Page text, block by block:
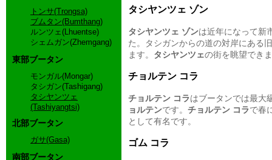
タシヤンツェ ゾン
タシヤンツェ ゾンは近年になって新
た。タシガンからの道の対岸にある
ます。 タシヤンツェの街を眺望でき
チョルテン コラ
チョルテン コラはブータンでは最大
ョルテンです。 チョルテン コラで春
として有名です。
ゴム コラ
トンサ(Trongsa)
ブムタン(Bumthang)
ルンツェ(Lhuentse)
シェムガン(Zhemgang)
東部ブータン
モンガル(Mongar)
タシガン(Tashigang)
タシヤンツェ
(Tashiyangtsi)
北部ブータン
ガサ(Gasa)
南部ブータン